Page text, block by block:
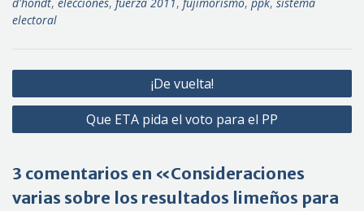
electoral
Navegación
de
¡De vuelta!
Que ETA pida el voto para el PP
3 comentarios en «Consideraciones
varias sobre los resultados limeños para